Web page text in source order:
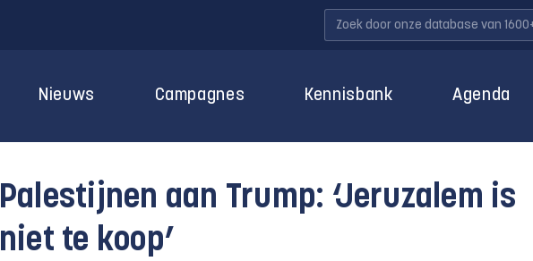
Nieuws Campagnes Kennisbank Agenda
Palestijnen aan Trump: ‘Jeruzalem is
niet te koop’